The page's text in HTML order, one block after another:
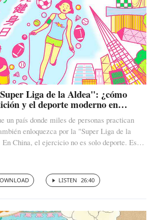
Liga de la Aldea": ¿cómo
y el deporte moderno en
un país donde miles de personas practican
enloquezca por la "Super Liga de la
China, el ejercicio no es solo deporte. Es
LISTEN 26:40